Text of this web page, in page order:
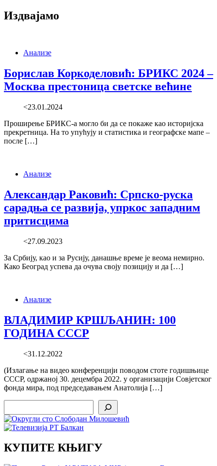
Издвајамо
Анализе
Борислав Коркоделовић: БРИКС 2024 –
Москва престоница светске већине
<23.01.2024
Проширење БРИКС-а могло би да се покаже као историјска
прекретница. На то упућују и статистика и географске мапе –
после […]
Анализе
Александар Раковић: Српско-руска
сарадња се развија, упркос западним
притисцима
<27.09.2023
За Србиjу, као и за Русиjу, данашње време jе веома немирно.
Како Београд успева да очува своjу позициjу и да […]
Анализе
ВЛАДИМИР КРШЉАНИН: 100
ГОДИНА СССР
<31.12.2022
(Излагање на видео конференцији поводом стоте годишњице
СССР, одржаној 30. децембра 2022. у организацији Совјетског
фонда мира, под председавањем Анатолија […]
КУПИТЕ КЊИГУ